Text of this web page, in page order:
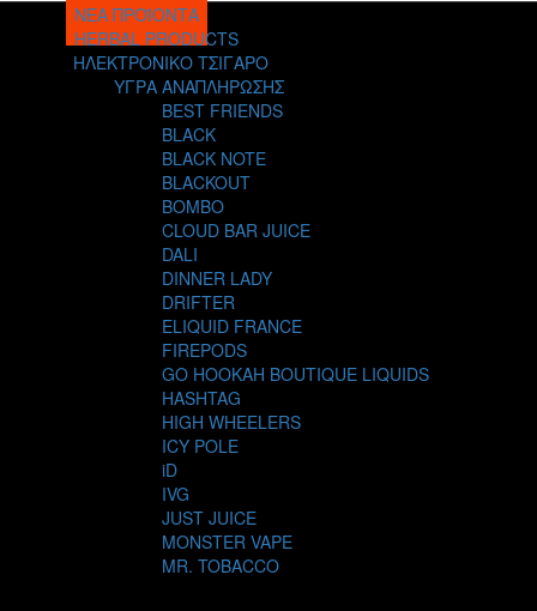
ΝΕΑ ΠΡΟΪΟΝΤΑ
HERBAL PRODUCTS
ΗΛΕΚΤΡΟΝΙΚΟ ΤΣΙΓΑΡΟ
ΥΓΡΑ ΑΝΑΠΛΗΡΩΣΗΣ
BEST FRIENDS
BLACK
BLACK NOTE
BLACKOUT
BOMBO
CLOUD BAR JUICE
DALI
DINNER LADY
DRIFTER
ELIQUID FRANCE
FIREPODS
GO HOOKAH BOUTIQUE LIQUIDS
HASHTAG
HIGH WHEELERS
ICY POLE
iD
IVG
JUST JUICE
MONSTER VAPE
MR. TOBACCO